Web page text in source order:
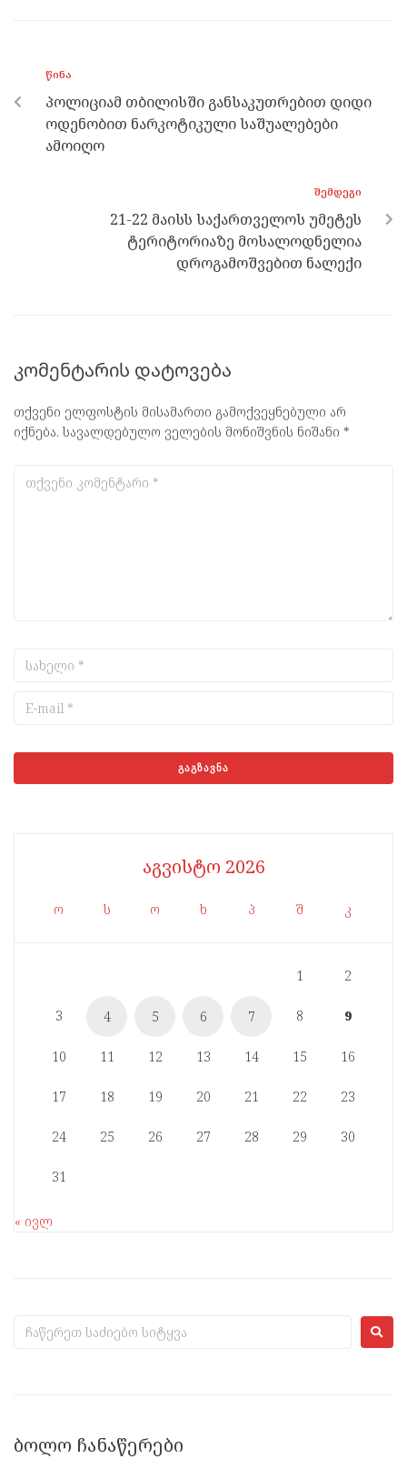
o
o
k
er m p
p
ᲬᲘᲜᲐ
პოლიციამ თბილისში განსაკუთრებით დიდი
ოდენობით ნარკოტიკული საშუალებები
ამოიღო
ᲨᲔᲛᲓᲔᲒᲘ
21-22 მაისს საქართველოს უმეტეს
ტერიტორიაზე მოსალოდნელია
დროგამოშვებით ნალექი
კომენტარის დატოვება
თქვენი ელფოსტის მისამართი გამოქვეყნებული არ
იქნება. სავალდებულო ველების მონიშვნის ნიშანი *
აგვისტო 2026
ო ს ო ხ პ შ კ
1 2
3 4 5 6 7 8 9
10 11 12 13 14 15 16
17 18 19 20 21 22 23
24 25 26 27 28 29 30
31
« ივლ
ᲑᲝᲚᲝ ᲩᲐᲜᲐᲬᲔᲠᲔᲑᲘ